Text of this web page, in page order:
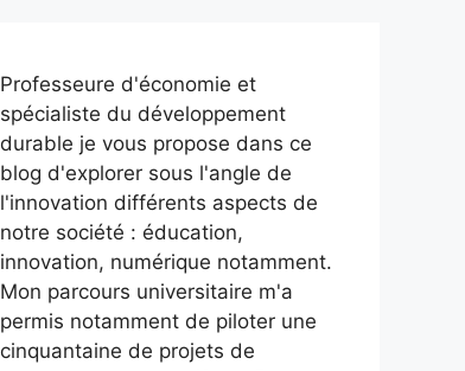
Professeure d'économie et
spécialiste du développement
durable je vous propose dans ce
blog d'explorer sous l'angle de
l'innovation différents aspects de
notre société : éducation,
innovation, numérique notamment.
Mon parcours universitaire m'a
permis notamment de piloter une
cinquantaine de projets de